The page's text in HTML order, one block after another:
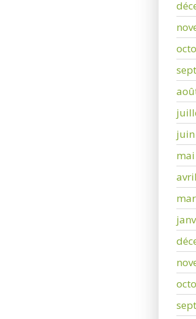
juin